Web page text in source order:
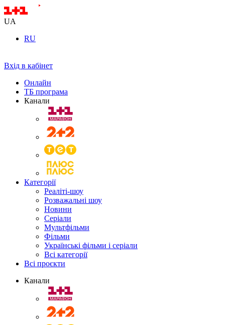
UA
RU
Вхід в кабінет
Онлайн
ТБ програма
Канали
Категорії
Реаліті-шоу
Розважальні шоу
Новини
Серіали
Мультфільми
Фільми
Українські фільми і серіали
Всі категорії
Всі проєкти
Канали